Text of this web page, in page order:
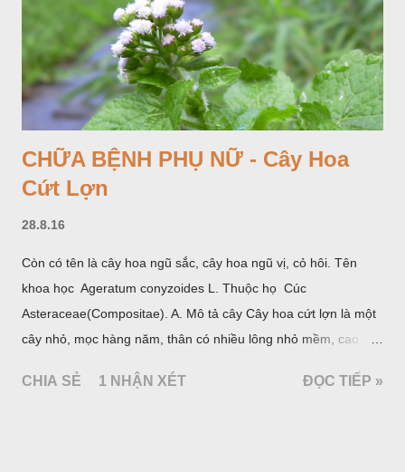
CHỮA BỆNH PHỤ NỮ - Cây Hoa
Cứt Lợn
28.8.16
Còn có tên là cây hoa ngũ sắc, cây hoa ngũ vị, cỏ hôi. Tên
khoa học Ageratum conyzoides L. Thuộc họ Cúc
Asteraceae(Compositae). A. Mô tả cây Cây hoa cứt lợn là một
cây nhỏ, mọc hàng năm, thân có nhiều lông nhỏ mềm, cao
đối hình trứng hay 3 cạnh, dài 2-6cm, rộng 1-3cm, mép có
CHIA SẺ 1 NHẬN XÉT ĐỌC TIẾP »